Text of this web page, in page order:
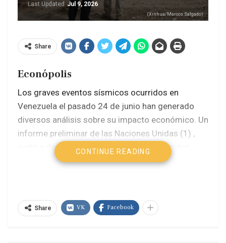
Last Updated Jul 9, 2026
(Xinhua/Marcos Salgado)
Share
Econópolis
Los graves eventos sísmicos ocurridos en
Venezuela el pasado 24 de junio han generado
diversos análisis sobre su impacto económico. Un
informe preliminar de las Naciones Unidas (1) ,
junto a declaraciones de expertos nacionales,
revelan que este «doblete sísmico» tuvo un
fundamentalmente a los sujetos: golpeó el
CONTINUE READING
Share VK Facebook